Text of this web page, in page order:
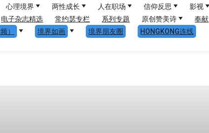
心理境界 两性成长 人在职场 信仰反思
影视
电子杂志精选 常约瑟专栏 系列专题 原创赞美诗
奉献
） 境界如画 境界朋友圈
HONGKONG连线